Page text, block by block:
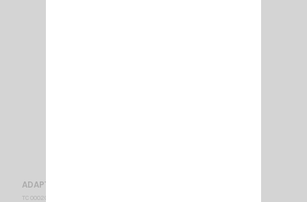
ADAPT- SMA-F/BNC-M
TC 000200